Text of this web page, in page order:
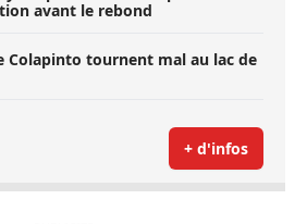
avant le rebond
Colapinto tournent mal au lac de
+ d'infos